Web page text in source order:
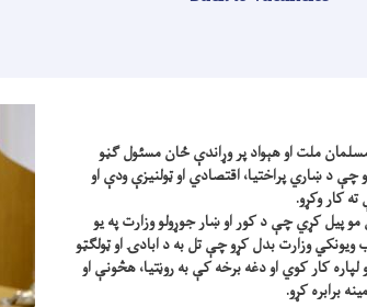
ملت او هېواد پر وړاندې ځان مسئول ګڼو
چې د ښاري پراختیا، اقتصادي او ټولنیزې ودې او
کار وکړو.
پیل کړي چې د کور او ښار جوړولو وزارت په یو
ویونکي وزارت بدل کړو چې تل به د ابادۍ او ټولګټو
لپاره کار کوي او دغه برخه کې به روڼتیا، هڅونې او
برابره کړو.